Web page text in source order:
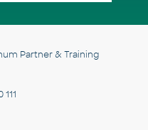
Partner & Training